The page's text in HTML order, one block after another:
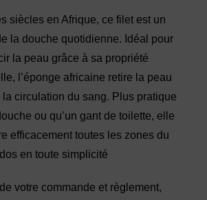
siècles en Afrique, ce filet est un
la douche quotidienne. Idéal pour
la peau grâce à sa propriété
l’éponge africaine retire la peau
la circulation du sang. Plus pratique
ou qu’un gant de toilette, elle
efficacement toutes les zones du
en toute simplicité
votre commande et règlement,